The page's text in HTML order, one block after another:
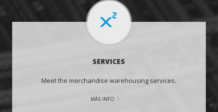
SERVICES
Meet the merchandise warehousing services.
MÁS INFO